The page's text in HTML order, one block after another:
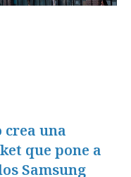
crea una
que pone a
Samsung